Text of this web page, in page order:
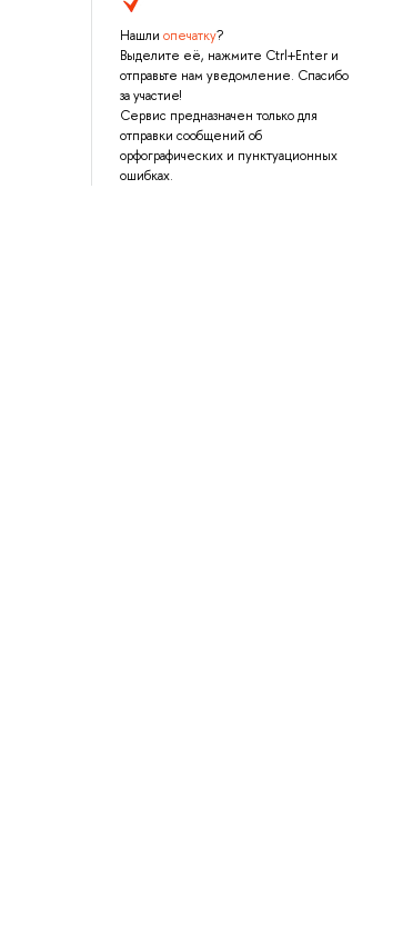
Нашли опечатку?
Выделите её, нажмите Ctrl+Enter и
отправьте нам уведомление. Спасибо
за участие!
Сервис предназначен только для
отправки сообщений об
орфографических и пунктуационных
ошибках.